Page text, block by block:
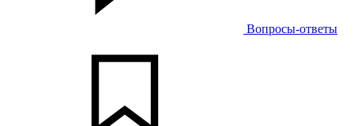
Вопросы-ответы